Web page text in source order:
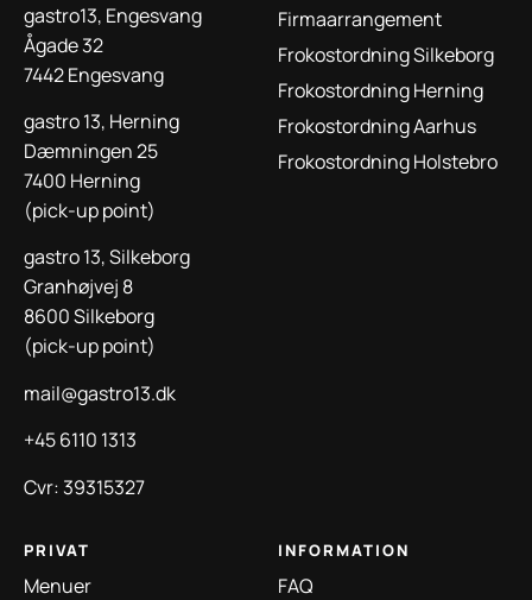
gastro13, Engesvang
Ågade 32
7442 Engesvang
gastro 13, Herning
Dæmningen 25
7400 Herning
(pick-up point)
gastro 13, Silkeborg
Granhøjvej 8
8600 Silkeborg
(pick-up point)
mail@gastro13.dk
+45 6110 1313
Cvr: 39315327
Firmaarrangement
Frokostordning Silkeborg
Frokostordning Herning
Frokostordning Aarhus
Frokostordning Holstebro
PRIVAT
Menuer
INFORMATION
FAQ